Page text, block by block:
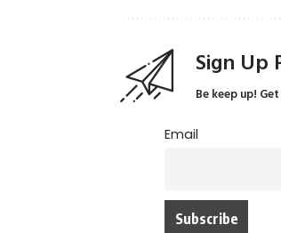
Sign Up
Be keep up!
Email